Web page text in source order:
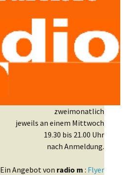
zweimonatlich
jeweils an einem Mittwoch
19.30 bis 21.00 Uhr
nach Anmeldung.
Ein Angebot von radio m : Flyer